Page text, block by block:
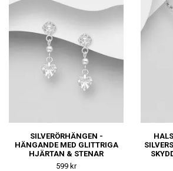
SILVERÖRHÄNGEN -
HÄNGANDE MED GLITTRIGA
HJÄRTAN & STENAR
599 kr